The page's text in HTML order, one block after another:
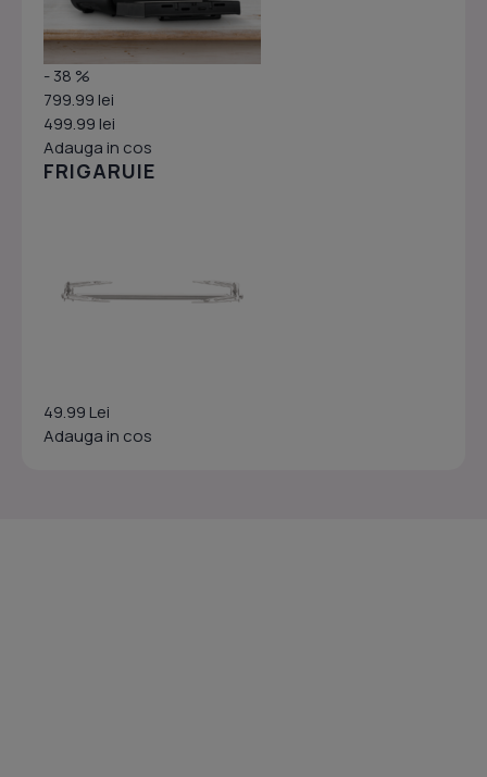
- 38 %
799.99 lei
499.99 lei
Adauga in cos
FRIGARUIE
49.99 Lei
Adauga in cos